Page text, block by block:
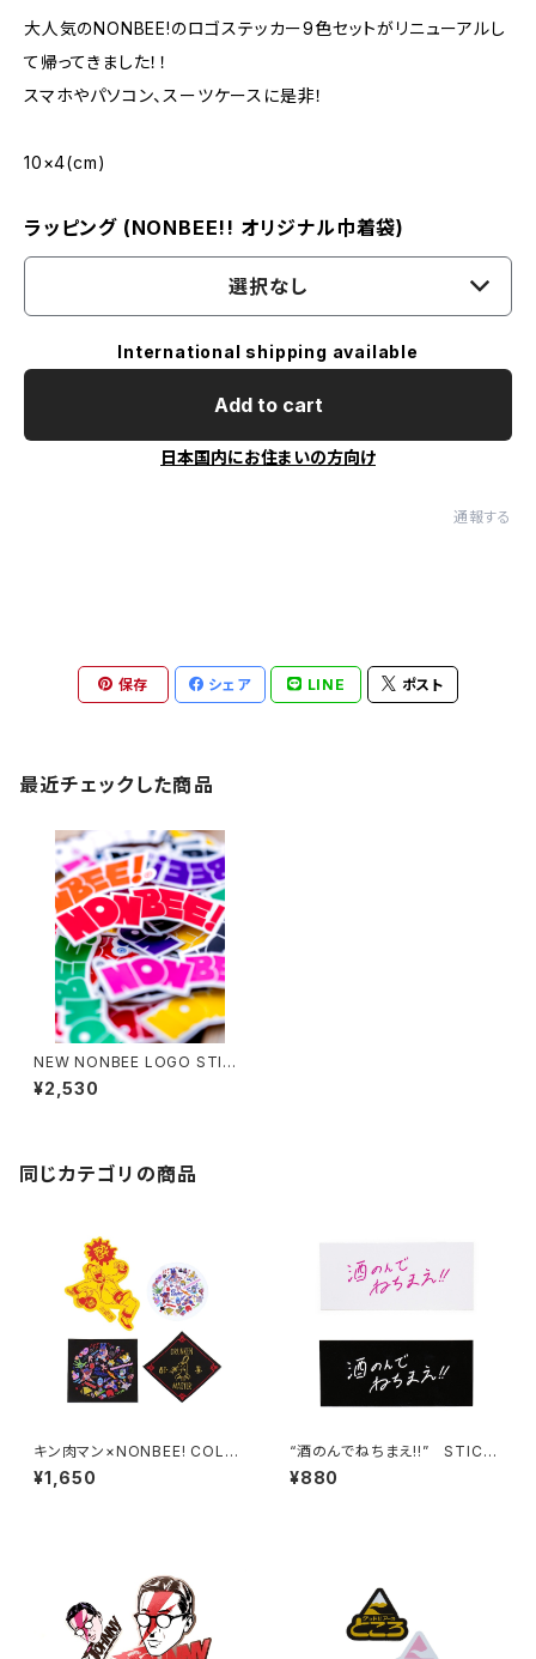
大人気のNONBEE!のロゴステッカー9色セットがリニューアルし
て帰ってきました！！
スマホやパソコン、スーツケースに是非！
10×4(cm)
ラッピング (NONBEE!! オリジナル巾着袋)
選択なし
International shipping available
Add to cart
日本国内にお住まいの方向け
通報する
保存 シェア LINE ポスト
最近チェックした商品
NEW NONBEE LOGO STICK
ER SET “9colors”
¥2,530
同じカテゴリの商品
キン肉マン×NONBEE! COLLA
B STICKER 4枚セット
¥1,650
“酒のんでねちまえ!!” STICK
ER SET（２colors)
¥880